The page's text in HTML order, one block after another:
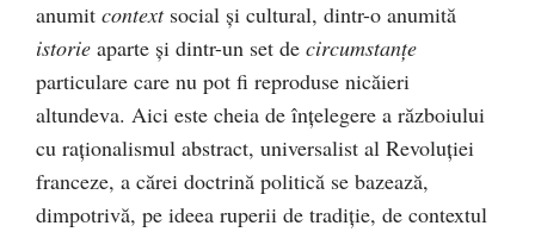
anumit contextsocial şi cultural, dintr-o anumită
istorie aparte şi dintr-un set de circumstanţe
particulare care nu pot fi reproduse nicăieri
altundeva. Aici este cheia de înţelegere a războiului
cu raţionalismul abstract, universalist al Revoluţiei
franceze, a cărei doctrină politică se bazează,
dimpotrivă, pe ideea ruperii de tradiţie, de contextul